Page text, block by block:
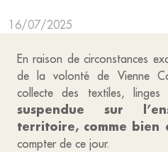
16/07/2025
En raison de circonstances
de la volonté de Vienne
collecte des textiles, linges
suspendue sur
territoire, comme bien
compter de ce jour.